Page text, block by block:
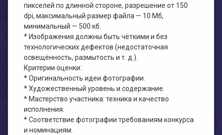
пикселей по длинной стороне, разрешение от 150
dpi, максимальный размер файла — 10 Мб,
минимальный — 500 кб.
* Изображения должны быть чёткими и без
технологических дефектов (недостаточная
освещённость, размытость и т. д.).
Критерии оценки:
* Оригинальность идеи фотографии.
* Художественный уровень и содержание.
* Мастерство участника: техника и качество
исполнения.
* Соответствие фотографии требованиям конкурса
и номинациям.